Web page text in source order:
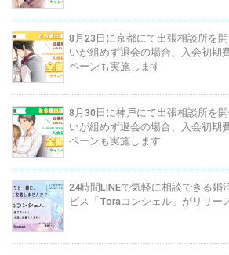
8月23日に京都にて出張相談所を
いが組めず退会の場合、入会初
ペーンも実施します
8月30日に神戸にて出張相談所を
いが組めず退会の場合、入会初
ペーンも実施します
24時間LINEで気軽に相談できる婚
ビス「Toraコンシェル」がリリー